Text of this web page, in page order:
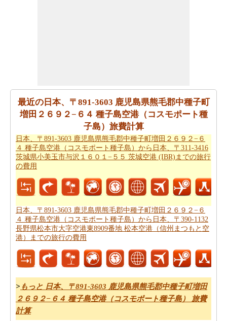
ます。
また、あなたは目的地に到達した後、別の活動を計画す
るために、旅行時間を知りたいかもしれません。あなた
日本、〒891-3603 鹿児島県熊毛郡中種子町増田２６９
２−６４ 種子島空港（コスモポート種子島）から日本、
〒311-3416 茨城県小美玉市与沢１６０１−５５ 茨城空港
(IBR)までの移動時間
あなたは道路の旅の代わりに飛行を取ることによって、
891-3603 鹿児島県熊毛郡中種子町増田２６９２−６４ 種
子島空港（コスモポート種子島）から日本、〒311-3416
茨城県小美玉市与沢１６０１−５５ 茨城空港 (IBR)までの
飛行距離を認識する必要があります。
あなたは飛行機で旅行している場合、また、あなたの旅
のために必要な飛行時間を知りたいかもしれません。あ
なたは
日本、〒891-3603 鹿児島県熊毛郡中種子町増田２
６９２−６４ 種子島空港（コスモポート種子島）から日
最近の日本、〒891-3603 鹿児島県熊毛郡中種子町
増田２６９２−６４ 種子島空港（コスモポート種
子島）旅費計算
日本、〒891-3603 鹿児島県熊毛郡中種子町増田２６９２−６
４ 種子島空港（コスモポート種子島）から日本、〒311-3416
茨城県小美玉市与沢１６０１−５５ 茨城空港 (IBR)までの旅行
の費用
日本、〒891-3603 鹿児島県熊毛郡中種子町増田２６９２−６
４ 種子島空港（コスモポート種子島）から日本、〒390-1132
長野県松本市大字空港東8909番地 松本空港（信州まつもと空
港）までの旅行の費用
> もっと 日本、〒891-3603 鹿児島県熊毛郡中種子町増田
２６９２−６４ 種子島空港（コスモポート種子島） 旅費
計算